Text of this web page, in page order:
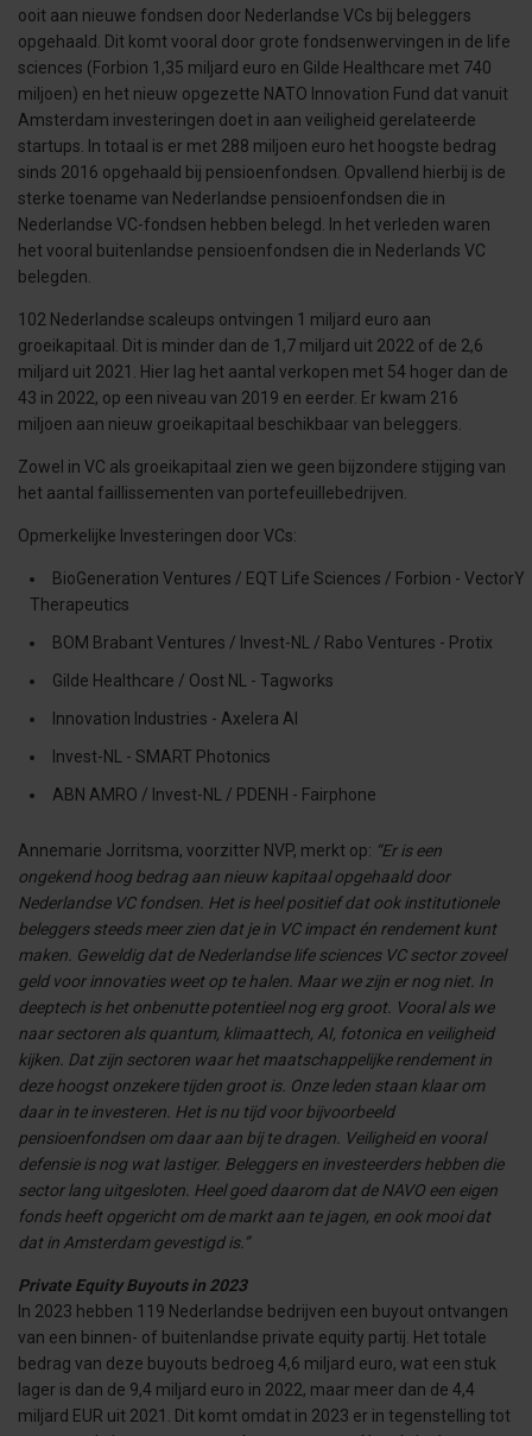
ooit aan nieuwe fondsen door Nederlandse VCs bij beleggers
opgehaald. Dit komt vooral door grote fondsenwervingen in de life
sciences (Forbion 1,35 miljard euro en Gilde Healthcare met 740
miljoen) en het nieuw opgezette NATO Innovation Fund dat vanuit
Amsterdam investeringen doet in aan veiligheid gerelateerde
startups. In totaal is er met 288 miljoen euro het hoogste bedrag
sinds 2016 opgehaald bij pensioenfondsen. Opvallend hierbij is de
sterke toename van Nederlandse pensioenfondsen die in
Nederlandse VC-fondsen hebben belegd. In het verleden waren
het vooral buitenlandse pensioenfondsen die in Nederlands VC
belegden.
102 Nederlandse scaleups ontvingen 1 miljard euro aan
groeikapitaal. Dit is minder dan de 1,7 miljard uit 2022 of de 2,6
miljard uit 2021. Hier lag het aantal verkopen met 54 hoger dan de
43 in 2022, op een niveau van 2019 en eerder. Er kwam 216
miljoen aan nieuw groeikapitaal beschikbaar van beleggers.
Zowel in VC als groeikapitaal zien we geen bijzondere stijging van
het aantal faillissementen van portefeuillebedrijven.
Opmerkelijke Investeringen door VCs:
BioGeneration Ventures / EQT Life Sciences / Forbion - VectorY
Therapeutics
BOM Brabant Ventures / Invest-NL / Rabo Ventures - Protix
Gilde Healthcare / Oost NL - Tagworks
Innovation Industries - Axelera AI
Invest-NL - SMART Photonics
ABN AMRO / Invest-NL / PDENH - Fairphone
Annemarie Jorritsma, voorzitter NVP, merkt op: “Er is een
ongekend hoog bedrag aan nieuw kapitaal opgehaald door
Nederlandse VC fondsen. Het is heel positief dat ook institutionele
beleggers steeds meer zien dat je in VC impact én rendement kunt
maken. Geweldig dat de Nederlandse life sciences VC sector zoveel
geld voor innovaties weet op te halen. Maar we zijn er nog niet. In
deeptech is het onbenutte potentieel nog erg groot. Vooral als we
naar sectoren als quantum, klimaattech, AI, fotonica en veiligheid
kijken. Dat zijn sectoren waar het maatschappelijke rendement in
deze hoogst onzekere tijden groot is. Onze leden staan klaar om
daar in te investeren. Het is nu tijd voor bijvoorbeeld
pensioenfondsen om daar aan bij te dragen. Veiligheid en vooral
defensie is nog wat lastiger. Beleggers en investeerders hebben die
sector lang uitgesloten. Heel goed daarom dat de NAVO een eigen
fonds heeft opgericht om de markt aan te jagen, en ook mooi dat
dat in Amsterdam gevestigd is.”
Private Equity Buyouts in 2023
In 2023 hebben 119 Nederlandse bedrijven een buyout ontvangen
van een binnen- of buitenlandse private equity partij. Het totale
bedrag van deze buyouts bedroeg 4,6 miljard euro, wat een stuk
lager is dan de 9,4 miljard euro in 2022, maar meer dan de 4,4
miljard EUR uit 2021. Dit komt omdat in 2023 er in tegenstelling tot